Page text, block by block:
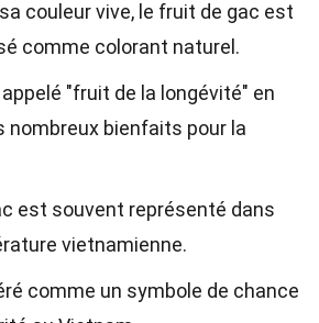
couleur vive, le fruit de gac est
comme colorant naturel.
"fruit de la longévité" en
nombreux bienfaits pour la
est souvent représenté dans
vietnamienne.
comme un symbole de chance